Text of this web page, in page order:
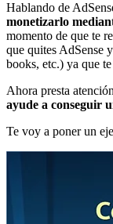
Hablando de
monetizarlo
momento de que te
que quites AdSense
books, etc.) ya que
Ahora presta
ayude a conseguir
Te voy a poner un